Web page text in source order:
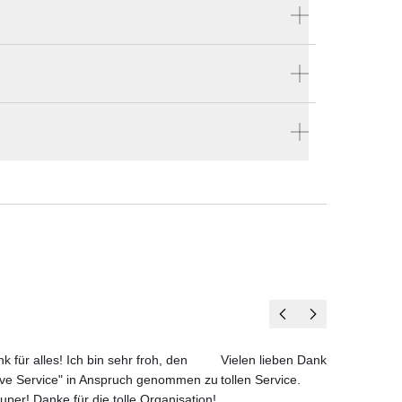
für alles! Ich bin sehr froh, den
Service" in Anspruch genommen zu
Vielen lieben Dank für das
tollen Service.